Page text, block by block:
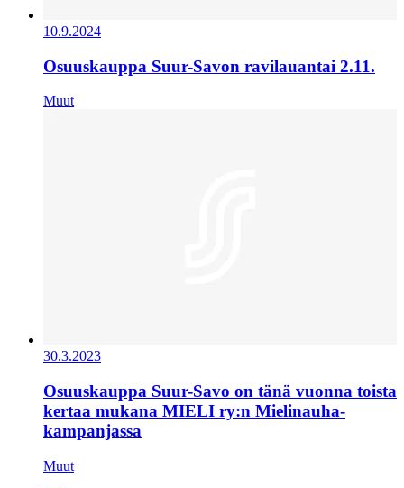
10.9.2024
Osuuskauppa Suur-Savon ravilauantai 2.11.
Muut
30.3.2023
Osuuskauppa Suur-Savo on tänä vuonna toista
kertaa mukana MIELI ry:n Mielinauha-
kampanjassa
Muut